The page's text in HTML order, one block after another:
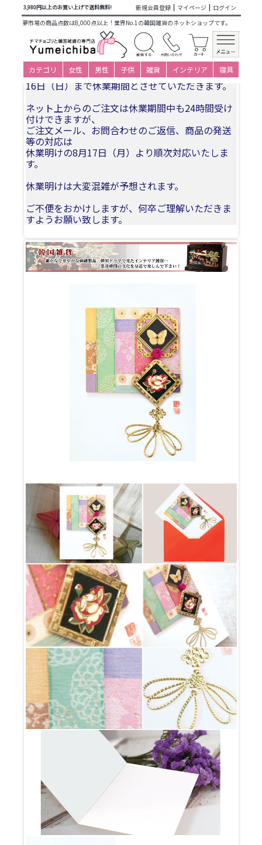
3,980円以上のお買い上げで送料無料! 新規会員登録 マイページ
ログイン
夢市場の商品点数は8,000点以上！業界No.1の韓国雑貨のネットショップです。
カテゴリ 女性 男性 子供 雑貨 インテリア 寝具
商品カテゴリ一覧>韓国雑貨 日用品・文房具>メッセージ
カード> 韓国 メッセージカード (カード兼年賀状)ノリゲ1
夏季休業についてお知らせ
誠に勝手ながら、2026年8月11日(火)〜2026年8月
16日（日）まで休業期間とさせていただきます。
ネット上からのご注文は休業期間中も24時間受け
付けできますが、
ご注文メール、お問合わせのご返信、商品の発送
等の対応は
休業明けの8月17日（月）より順次対応いたしま
す。
休業明けは大変混雑が予想されます。
ご不便をおかけしますが、何卒ご理解いただきま
すようお願い致します。